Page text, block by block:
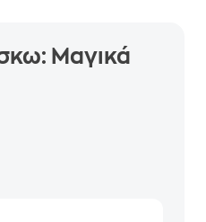
Μαγικά